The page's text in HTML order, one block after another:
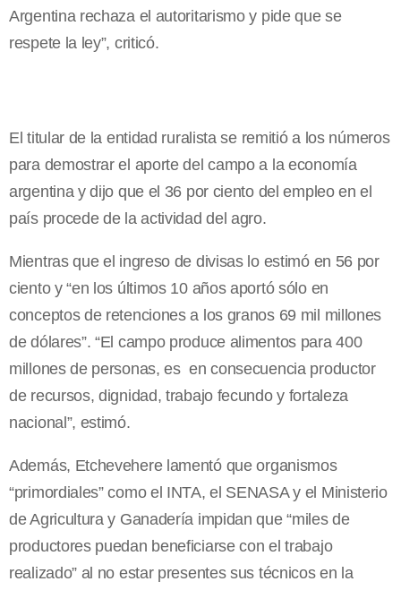
Argentina rechaza el autoritarismo y pide que se
respete la ley”, criticó.
El titular de la entidad ruralista se remitió a los números
para demostrar el aporte del campo a la economía
argentina y dijo que el 36 por ciento del empleo en el
país procede de la actividad del agro.
Mientras que el ingreso de divisas lo estimó en 56 por
ciento y “en los últimos 10 años aportó sólo en
conceptos de retenciones a los granos 69 mil millones
de dólares”. “El campo produce alimentos para 400
millones de personas, es en consecuencia productor
de recursos, dignidad, trabajo fecundo y fortaleza
nacional”, estimó.
Además, Etchevehere lamentó que organismos
“primordiales” como el INTA, el SENASA y el Ministerio
de Agricultura y Ganadería impidan que “miles de
productores puedan beneficiarse con el trabajo
realizado” al no estar presentes sus técnicos en la